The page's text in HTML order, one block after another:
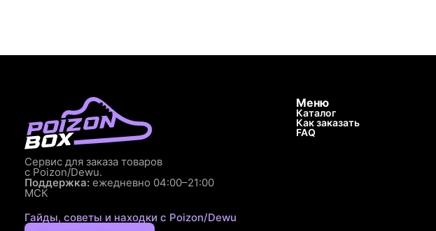
Сервис для заказа товаров
с Poizon/Dewu.
Поддержка: ежедневно 04:00–21:00
МСК
Гайды, советы и находки с Poizon/Dewu
Меню
Каталог
Как заказать
FAQ